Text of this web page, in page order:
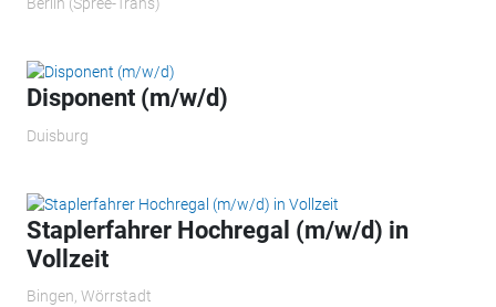
Berlin (Spree-Trans)
Disponent (m/w/d)
Duisburg
Staplerfahrer Hochregal (m/w/d) in
Vollzeit
Bingen, Wörrstadt